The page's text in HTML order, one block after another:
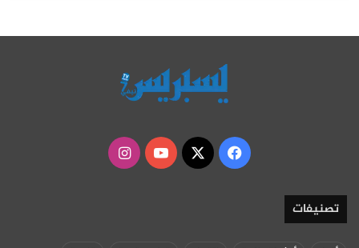
فيسبوك
‫X
‫YouTubeانستقرام
تصنيفات